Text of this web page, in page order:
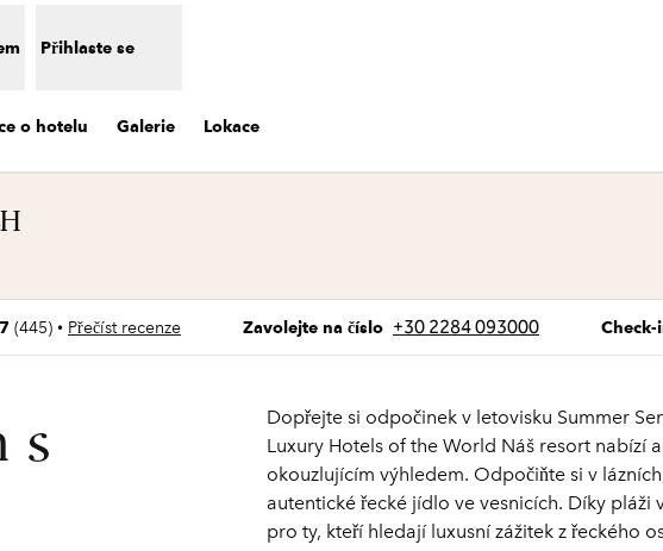
Přihlaste se
o hotelu Galerie Lokace
(445) • Přečíst recenze Zavolejte na číslo
Volání +30 2284 093000 Check-
s
Dopřejte si odpočinek v letovisku Summer
Luxury Hotels of the World Náš resort nabízí
okouzlujícím výhledem. Odpočiňte si v
autentické řecké jídlo ve vesnicích. Díky
pro ty, kteří hledají luxusní zážitek z řeckého